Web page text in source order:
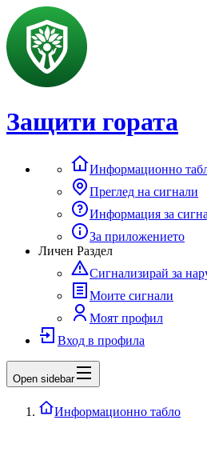
Защити гората
Информационно
Преглед на сигнали
Информация за
За приложението
Личен Раздел
Сигнализирай за
Моите сигнали
Моят профил
Вход в профила
Open sidebar
Информационно табло